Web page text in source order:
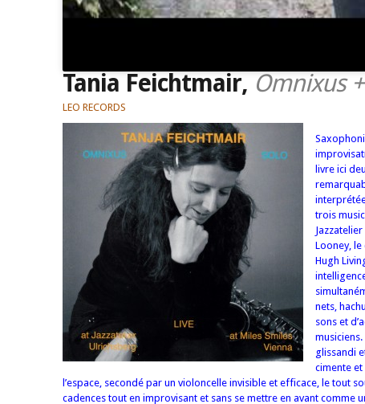
Tania Feichtmair, Omnixus
LEO RECORDS
livre ici
trois
Looney,
Hugh
nets,
sons et
glissandi
cimente et
l’espace, secondé par un violoncelle invisible et efficace, le tout
cadences tout en improvisant et sans se mettre en avant comme